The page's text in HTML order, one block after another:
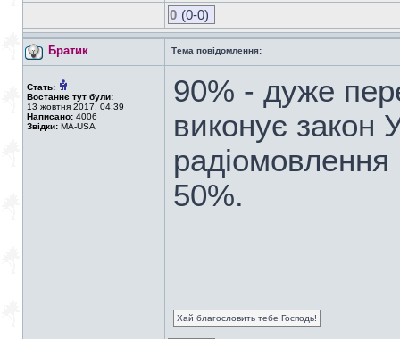
0 (0-0)
Братик Тема повідомлення:
Стать:
Востаннє тут були:
13 жовтня 2017, 04:39
Написано: 4006
Звідки: MA-USA
90% - дуже
виконує закон
радіомовлення
50%.
Хай благословить тебе Господь!